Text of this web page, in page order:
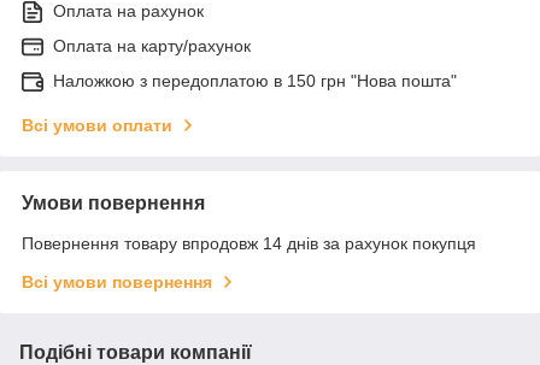
Оплата на рахунок
Оплата на карту/рахунок
Наложкою з передоплатою в 150 грн "Нова пошта"
Всі умови оплати
Умови повернення
Повернення товару впродовж 14 днів за рахунок покупця
Всі умови повернення
Подібні товари компанії